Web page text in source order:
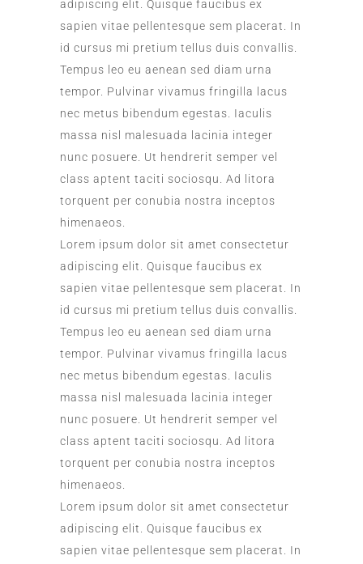
adipiscing elit. Quisque faucibus ex
sapien vitae pellentesque sem placerat. In
id cursus mi pretium tellus duis convallis.
Tempus leo eu aenean sed diam urna
tempor. Pulvinar vivamus fringilla lacus
nec metus bibendum egestas. Iaculis
massa nisl malesuada lacinia integer
nunc posuere. Ut hendrerit semper vel
class aptent taciti sociosqu. Ad litora
torquent per conubia nostra inceptos
himenaeos.
Lorem ipsum dolor sit amet consectetur
adipiscing elit. Quisque faucibus ex
sapien vitae pellentesque sem placerat. In
id cursus mi pretium tellus duis convallis.
Tempus leo eu aenean sed diam urna
tempor. Pulvinar vivamus fringilla lacus
nec metus bibendum egestas. Iaculis
massa nisl malesuada lacinia integer
nunc posuere. Ut hendrerit semper vel
class aptent taciti sociosqu. Ad litora
torquent per conubia nostra inceptos
himenaeos.
Lorem ipsum dolor sit amet consectetur
adipiscing elit. Quisque faucibus ex
sapien vitae pellentesque sem placerat. In